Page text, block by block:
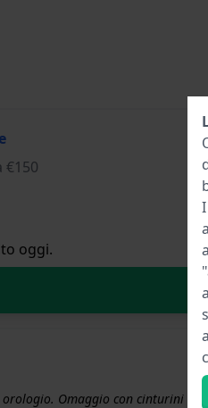
oggi.
Omaggio con cinturini